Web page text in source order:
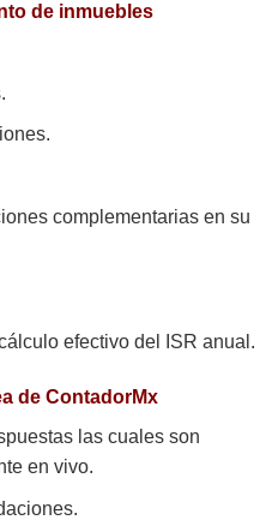
de inmuebles
complementarias en su
efectivo del ISR anual.
de ContadorMx
las cuales son
en vivo.